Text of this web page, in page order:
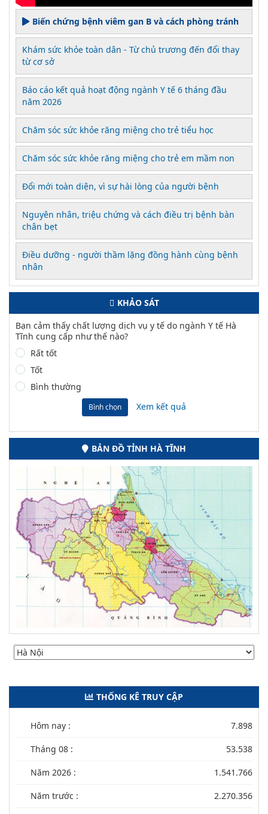
Biến chứng bệnh viêm gan B và cách phòng tránh
Khám sức khỏe toàn dân - Từ chủ trương đến đổi thay
từ cơ sở
Báo cáo kết quả hoạt động ngành Y tế 6 tháng đầu
năm 2026
Chăm sóc sức khỏe răng miệng cho trẻ tiểu học
Chăm sóc sức khỏe răng miệng cho trẻ em mầm non
Đổi mới toàn diện, vì sự hài lòng của người bệnh
Nguyên nhân, triệu chứng và cách điều trị bệnh bàn
chân bẹt
Điều dưỡng - người thầm lặng đồng hành cùng bệnh
nhân
KHẢO SÁT
Bạn cảm thấy chất lượng dịch vụ y tế do ngành Y tế Hà
Tĩnh cung cấp như thế nào?
Rất tốt
Tốt
Bình thường
Bình chọn Xem kết quả
BẢN ĐỒ TỈNH HÀ TĨNH
THỐNG KÊ TRUY CẬP
Hôm nay : 7.898
Tháng 08 : 53.538
Năm 2026 : 1.541.766
Năm trước : 2.270.356